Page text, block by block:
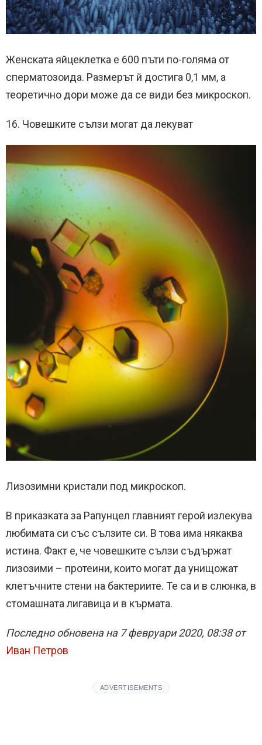
Женската яйцеклетка е 600 пъти по-голяма от
сперматозоида. Размерът й достига 0,1 мм, а
теоретично дори може да се види без микроскоп.
16. Човешките сълзи могат да лекуват
Лизозимни кристали под микроскоп.
В приказката за Рапунцел главният герой излекува
любимата си със сълзите си. В това има някаква
истина. Факт е, че човешките сълзи съдържат
лизозими – протеини, които могат да унищожат
клетъчните стени на бактериите. Те са и в слюнка, в
стомашната лигавица и в кърмата.
Последно обновена на 7 февруари 2020, 08:38 от
Иван Петров
ADVERTISEMENTS